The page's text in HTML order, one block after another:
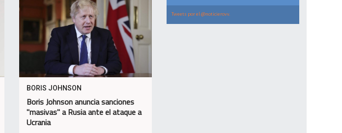
BORIS JOHNSON
Boris Johnson anuncia sanciones
"masivas" a Rusia ante el ataque a
Ucrania
Tweets por el @noticierovv.